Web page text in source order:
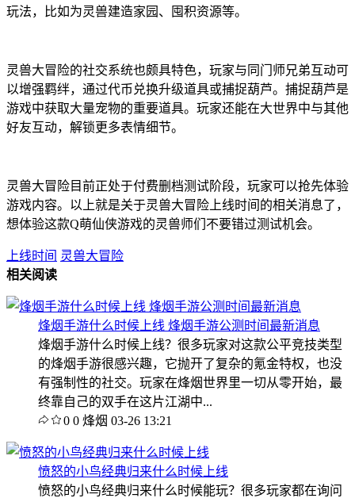
玩法，比如为灵兽建造家园、囤积资源等。
灵兽大冒险的社交系统也颇具特色，玩家与同门师兄弟互动可
以增强羁绊，通过代币兑换升级道具或捕捉葫芦。捕捉葫芦是
游戏中获取大量宠物的重要道具。玩家还能在大世界中与其他
好友互动，解锁更多表情细节。
灵兽大冒险目前正处于付费删档测试阶段，玩家可以抢先体验
游戏内容。以上就是关于灵兽大冒险上线时间的相关消息了，
想体验这款Q萌仙侠游戏的灵兽师们不要错过测试机会。
上线时间 灵兽大冒险
相关阅读
烽烟手游什么时候上线 烽烟手游公测时间最新消息
烽烟手游什么时候上线？很多玩家对这款公平竞技类型
的烽烟手游很感兴趣，它抛开了复杂的氪金特权，也没
有强制性的社交。玩家在烽烟世界里一切从零开始，最
终靠自己的双手在这片江湖中...
0 0 烽烟 03-26 13:21
愤怒的小鸟经典归来什么时候上线
愤怒的小鸟经典归来什么时候能玩？很多玩家都在询问